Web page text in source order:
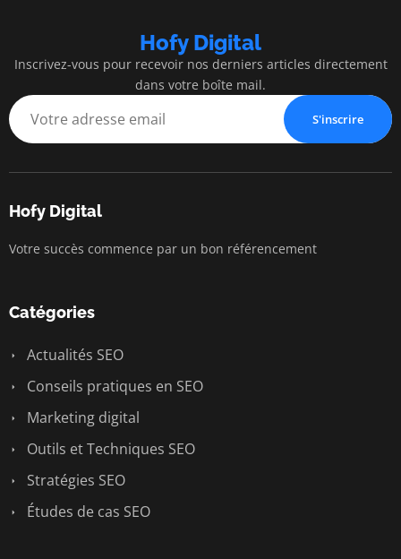
Hofy Digital
Inscrivez-vous pour recevoir nos derniers articles directement
dans votre boîte mail.
S'inscrire
Hofy Digital
Votre succès commence par un bon référencement
Catégories
Actualités SEO
Conseils pratiques en SEO
Marketing digital
Outils et Techniques SEO
Stratégies SEO
Études de cas SEO